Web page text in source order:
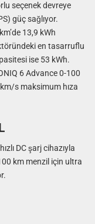
seçenek devreye
güç sağlıyor.
13,9 kWh
en tasarruflu
ise 53 kWh.
6 Advance 0-100
s maksimum hıza
DC şarj cihazıyla
km menzil için ultra